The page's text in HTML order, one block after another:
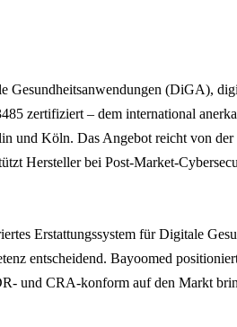
Gesundheitsanwendungen (DiGA),
zertifiziert – dem international
und Köln. Das Angebot reicht von
Hersteller bei Post-Market-
Erstattungssystem für Digitale
entscheidend. Bayoomed
und CRA-konform auf den Markt